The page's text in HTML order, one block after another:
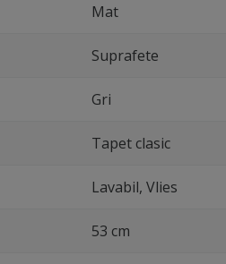
Mat
Suprafete
Gri
Tapet clasic
Lavabil, Vlies
53 cm